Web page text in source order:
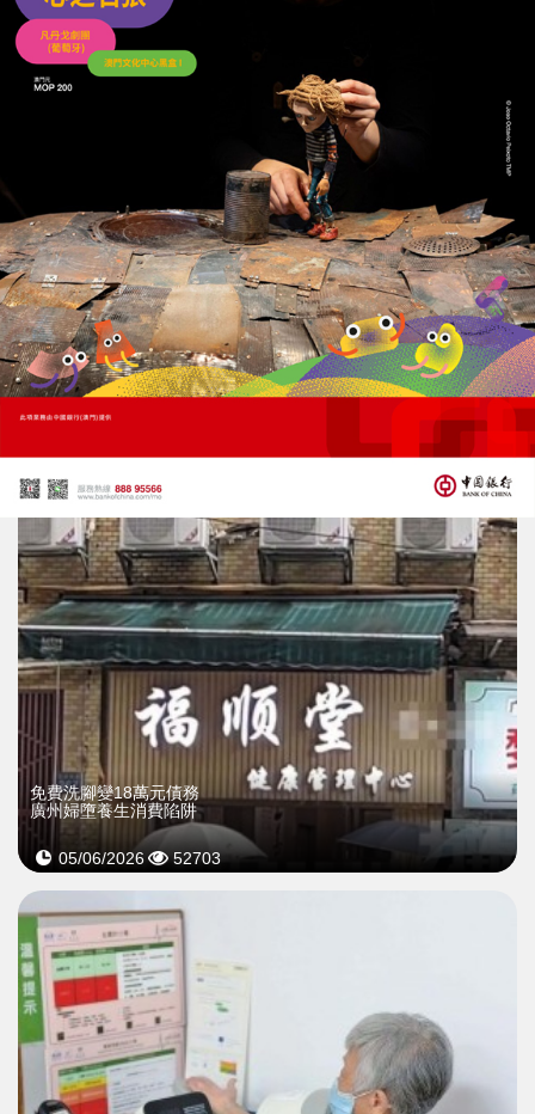
09/07/2026
“氟 ” 與牙齒的健康
免費洗腳變18萬元債務
廣州婦墮養生消費陷阱
05/06/2026 52703